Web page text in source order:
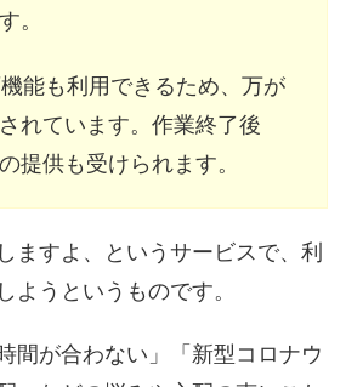
。
能も利用できるため、万が
れています。 作業終了後
提供も受けられます。
ますよ、というサービスで、利
ようというものです。
間が合わない」「新型コロナウ